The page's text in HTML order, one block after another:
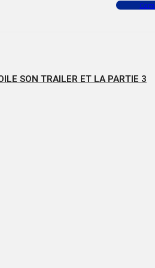
SON TRAILER ET LA PARTIE 3